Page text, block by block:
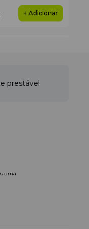
+ Adicionar
prestável
uma